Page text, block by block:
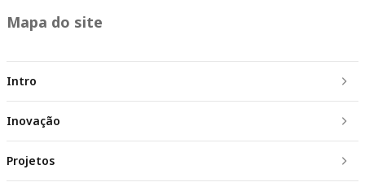
Mapa do site
Intro
Inovação
Projetos